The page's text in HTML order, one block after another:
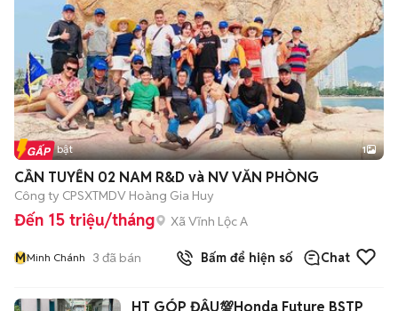
Tin nổi bật 1
CẦN TUYỂN 02 NAM R&D và NV VĂN PHÒNG
Công ty CPSXTMDV Hoàng Gia Huy
Đến 15 triệu/tháng Xã Vĩnh Lộc A
MMinh Chánh 3 đã bán Bấm để hiện số Chat
HT GÓP ĐẬU💯Honda Future BSTP